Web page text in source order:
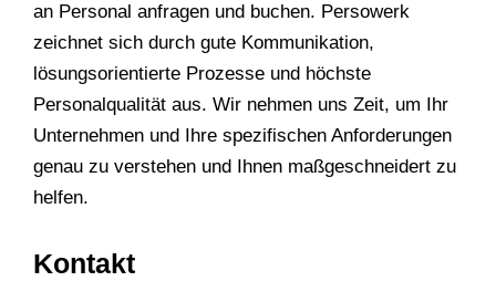
an Personal anfragen und buchen. Persowerk
zeichnet sich durch gute Kommunikation,
lösungsorientierte Prozesse und höchste
Personalqualität aus. Wir nehmen uns Zeit, um Ihr
Unternehmen und Ihre spezifischen Anforderungen
genau zu verstehen und Ihnen maßgeschneidert zu
helfen.
Kontakt